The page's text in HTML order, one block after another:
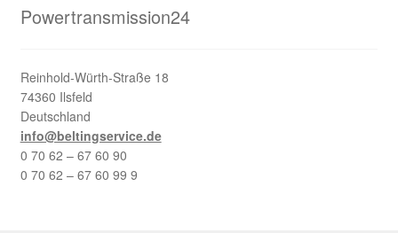
Powertransmission24
Reinhold-Würth-Straße 18
74360 Ilsfeld
Deutschland
info@beltingservice.de
0 70 62 – 67 60 90
0 70 62 – 67 60 99 9